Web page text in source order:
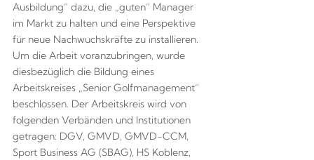
Ausbildung“ dazu, die „guten“ Manager
im Markt zu halten und eine Perspektive
für neue Nachwuchskräfte zu installieren.
Um die Arbeit voranzubringen, wurde
diesbezüglich die Bildung eines
Arbeitskreises „Senior Golfmanagement“
beschlossen. Der Arbeitskreis wird von
folgenden Verbänden und Institutionen
getragen: DGV, GMVD, GMVD-CCM,
Sport Business AG (SBAG), HS Koblenz,